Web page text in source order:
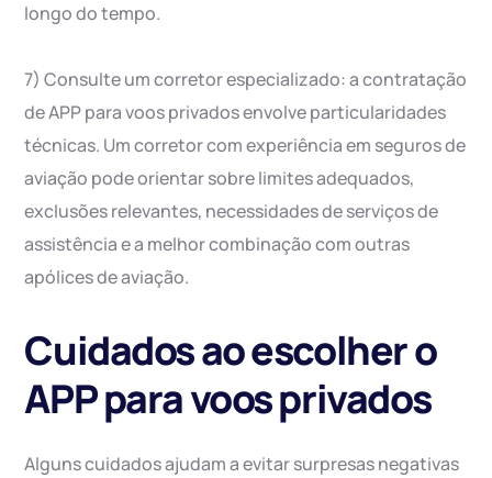
longo do tempo.
7) Consulte um corretor especializado: a contratação
de APP para voos privados envolve particularidades
técnicas. Um corretor com experiência em seguros de
aviação pode orientar sobre limites adequados,
exclusões relevantes, necessidades de serviços de
assistência e a melhor combinação com outras
apólices de aviação.
Cuidados ao escolher o
APP para voos privados
Alguns cuidados ajudam a evitar surpresas negativas